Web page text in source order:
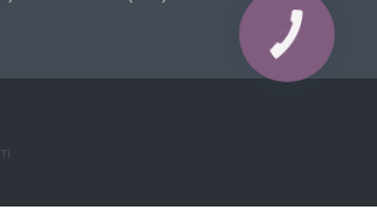
КНОПКА
ЗВ'ЯЗКУ